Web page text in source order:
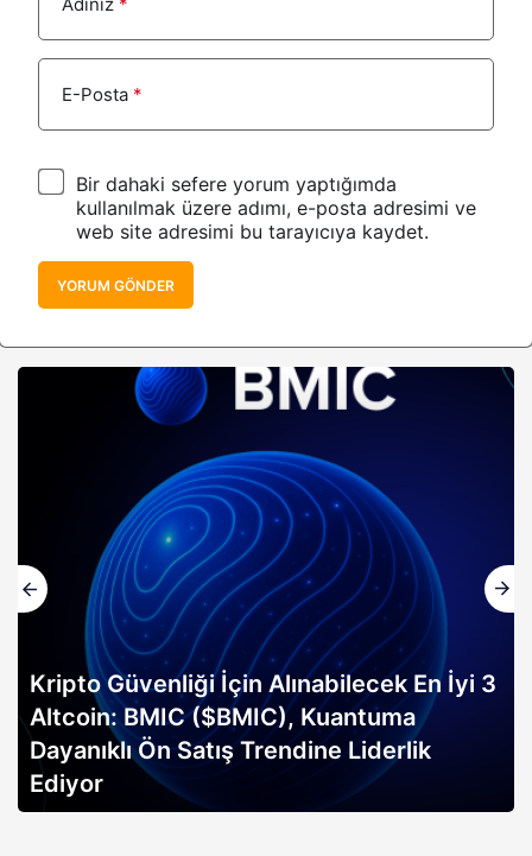
E-Posta *
Bir dahaki sefere yorum yaptığımda
kullanılmak üzere adımı, e-posta adresimi ve
web site adresimi bu tarayıcıya kaydet.
YORUM GÖNDER
Kripto Güvenliği İçin Alınabilecek En İyi 3
Altcoin: BMIC ($BMIC), Kuantuma
Dayanıklı Ön Satış Trendine Liderlik
Ediyor